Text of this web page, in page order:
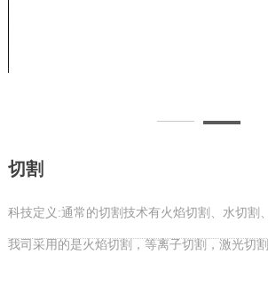
切割
科技定义:通常的切割技术有火焰切割、水切割
我司采用的是火焰切割，等离子切割，激光切割